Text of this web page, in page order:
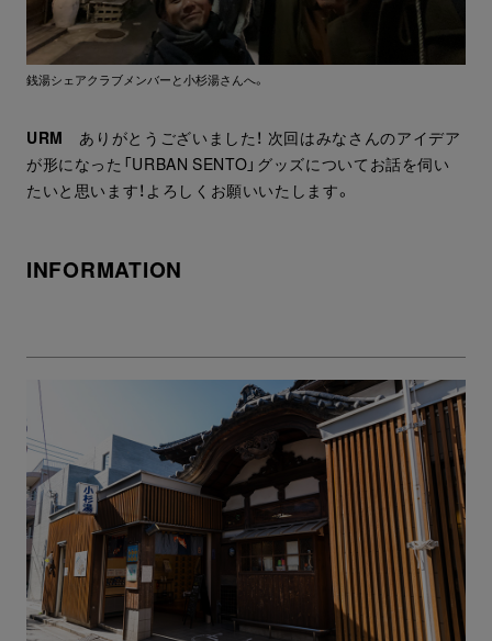
銭湯シェアクラブメンバーと小杉湯さんへ。
URM ありがとうございました！ 次回はみなさんのアイデア
が形になった「URBAN SENTO」グッズについてお話を伺い
たいと思います！よろしくお願いいたします。
INFORMATION